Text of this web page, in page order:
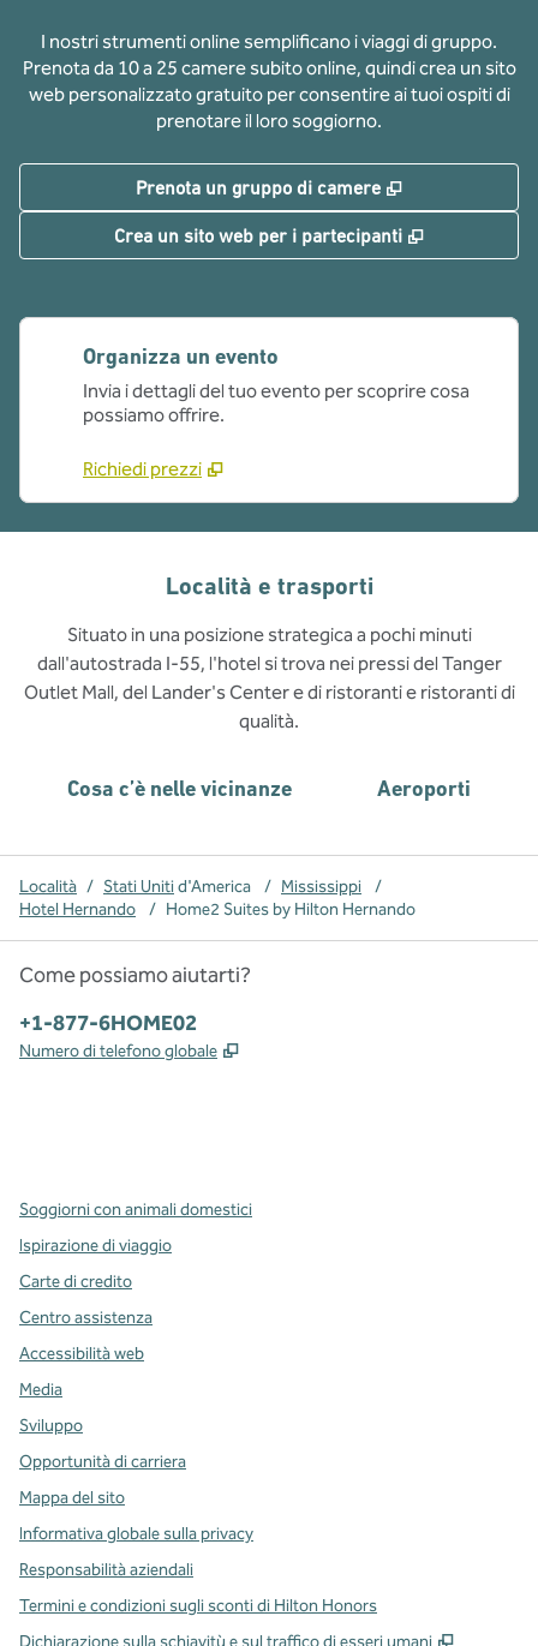
I nostri strumenti online semplificano i viaggi di gruppo.
Prenota da 10 a 25 camere subito online, quindi crea un sito
web personalizzato gratuito per consentire ai tuoi ospiti di
prenotare il loro soggiorno.
Prenota un gruppo di camere ,
Crea un sito web per i partecipanti ,
Organizza un evento
Invia i dettagli del tuo evento per scoprire cosa
possiamo offrire.
Richiedi prezzi
Località e trasporti
Situato in una posizione strategica a pochi minuti
dall'autostrada I-55, l'hotel si trova nei pressi del Tanger
Outlet Mall, del Lander's Center e di ristoranti e ristoranti di
qualità.
Cosa c’è nelle vicinanze Aeroporti
Località / Stati Uniti d'America / Mississippi
/
Hotel Hernando
/ Home2 Suites by Hilton Hernando
Come possiamo aiutarti?
Telefono:
+1-877-6HOME02
Numero di telefono globale ,
Soggiorni con animali domestici
Ispirazione di viaggio
Carte di credito
Centro assistenza
Accessibilità web
Media
Sviluppo
Opportunità di carriera
Mappa del sito
Informativa globale sulla privacy
Responsabilità aziendali
Termini e condizioni sugli sconti di Hilton Honors
Dichiarazione sulla schiavitù e sul traffico di esseri umani
,